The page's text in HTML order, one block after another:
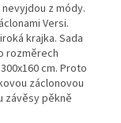
z módy.
Versi.
krajka. Sada
rozměrech
cm. Proto
záclonovou
závěsy pěkně